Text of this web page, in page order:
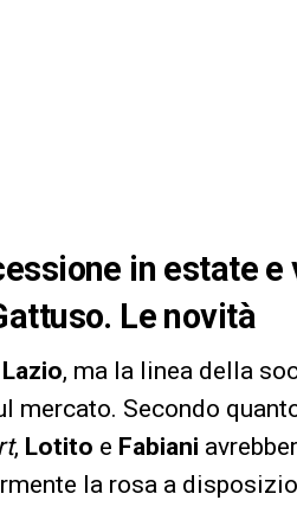
in estate e
Le novità
Lazio, ma la linea della
mercato. Secondo
, Lotito e Fabiani
la rosa a